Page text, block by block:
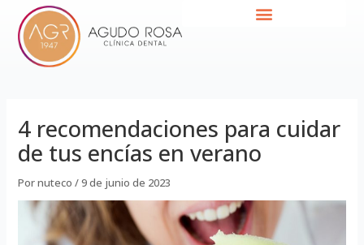
contenido
4 recomendaciones para cuidar
de tus encías en verano
Pornuteco/9 de junio de 2023
Navegación
de
entradas